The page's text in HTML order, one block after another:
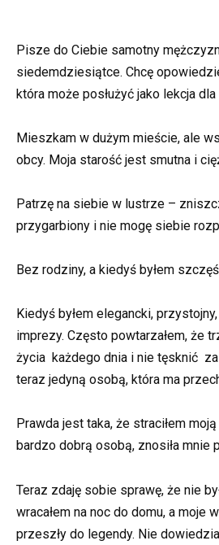
Pisze do Ciebie samotny
siedemdziesiątce. Chcę
która może posłużyć jako lekcja dla
Mieszkam w dużym mieście, ale
obcy. Moja starość jest smutna i
Patrzę na siebie w lustrze –
przygarbiony i nie mogę siebie
Bez rodziny, a kiedyś byłem
Kiedyś byłem elegancki,
imprezy. Często powtarzałem, że
życia każdego dnia i nie tęsknić za
teraz jedyną osobą, która ma
Prawda jest taka, że straciłem
bardzo dobrą osobą, znosiła mnie
Teraz zdaję sobie sprawę, że nie
wracałem na noc do domu, a moje
przeszły do legendy. Nie